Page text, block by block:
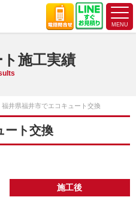
施工実績
福井県福井市でエコキュート交換
ート交換
施工後